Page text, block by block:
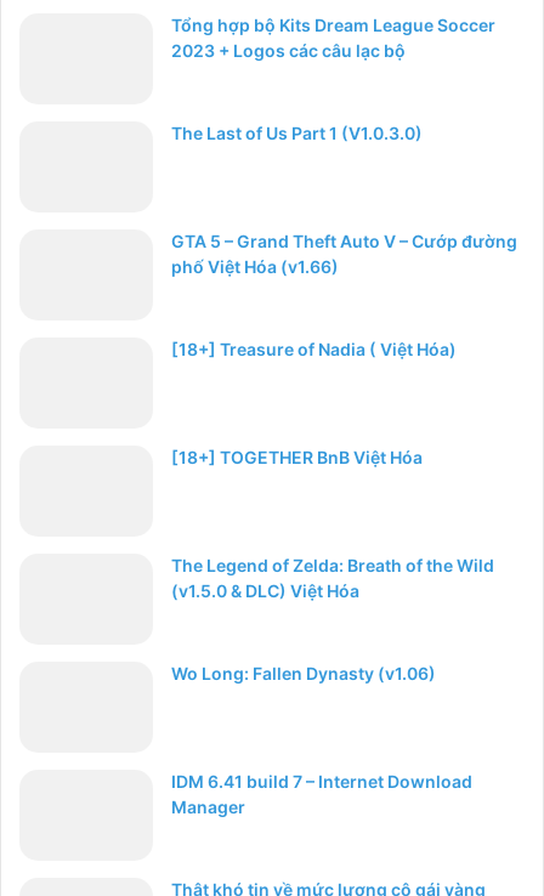
Tổng hợp bộ Kits Dream League Soccer
2023 + Logos các câu lạc bộ
The Last of Us Part 1 (V1.0.3.0)
GTA 5 – Grand Theft Auto V – Cướp đường
phố Việt Hóa (v1.66)
[18+] Treasure of Nadia ( Việt Hóa)
[18+] TOGETHER BnB Việt Hóa
The Legend of Zelda: Breath of the Wild
(v1.5.0 & DLC) Việt Hóa
Wo Long: Fallen Dynasty (v1.06)
IDM 6.41 build 7 – Internet Download
Manager
Thật khó tin về mức lương cô gái vàng